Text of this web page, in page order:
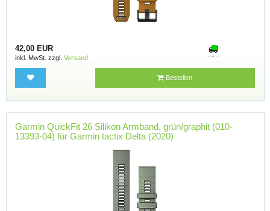
42,00 EUR
inkl. MwSt. zzgl. Versand
Bestellen
Garmin QuickFit 26 Silikon Armband, grün/graphit (010-
13393-04) für Garmin tactix Delta (2020)